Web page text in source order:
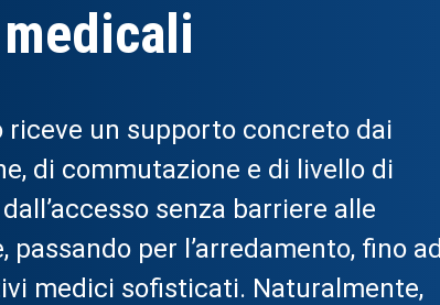
riceve un supporto concreto dai
di commutazione e di livello di
senza barriere alle
per l’arredamento, fino ad
medici sofisticati. Naturalmente,